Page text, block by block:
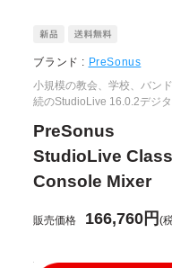
ブランド : PreSonus
小規模の教会、学校、バン
続のStudioLive 16.0.2デジ
PreSonus
StudioLive
Console Mixer
販売価格 166,760円(